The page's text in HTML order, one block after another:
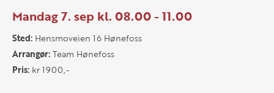
Mandag 7. sep kl. 08.00 - 11.00
Sted: Hensmoveien 16 Hønefoss
Arrangør:Team Hønefoss
Pris: kr 1900,-